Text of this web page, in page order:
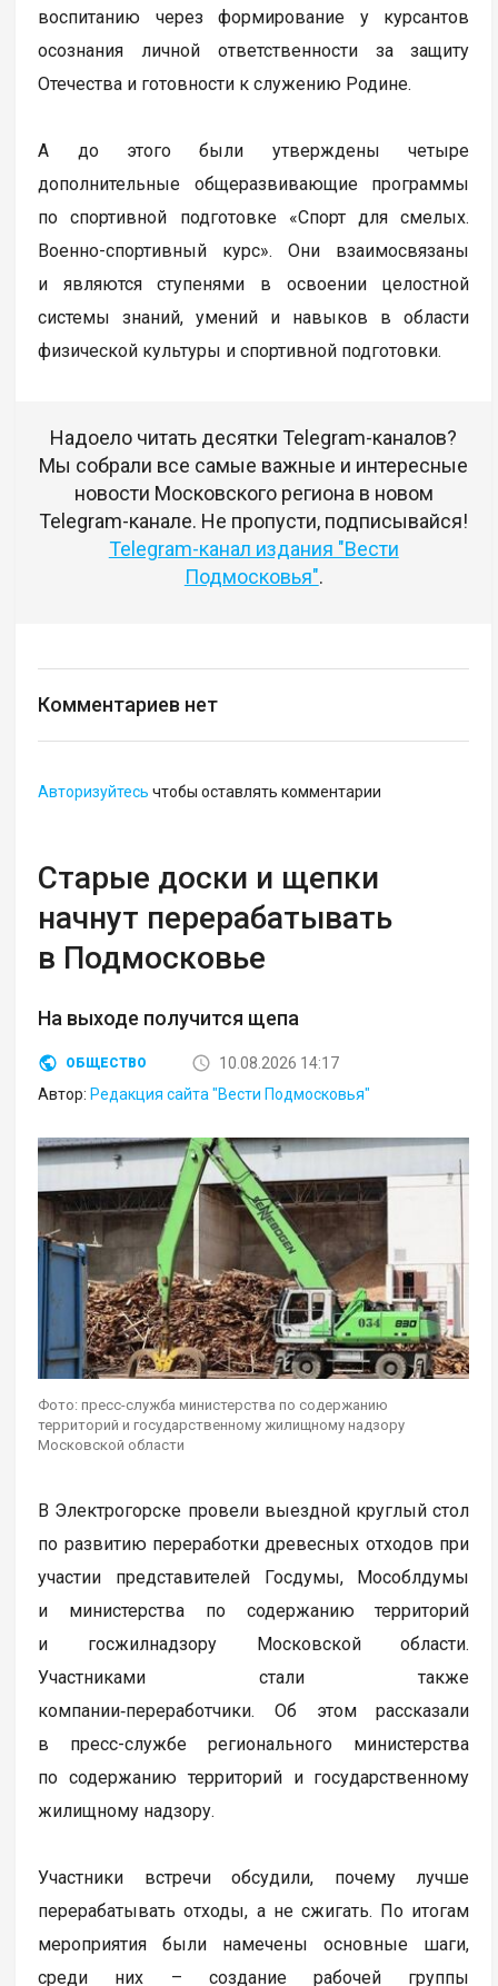
воспитанию через формирование у курсантов
осознания личной ответственности за защиту
Отечества и готовности к служению Родине.
А до этого были утверждены четыре
дополнительные общеразвивающие программы
по спортивной подготовке «Спорт для смелых.
Военно-спортивный курс». Они взаимосвязаны
и являются ступенями в освоении целостной
системы знаний, умений и навыков в области
физической культуры и спортивной подготовки.
Надоело читать десятки Telegram-каналов?
Мы собрали все самые важные и интересные
новости Московского региона в новом
Telegram-канале. Не пропусти, подписывайся!
Telegram-канал издания "Вести
Подмосковья".
Комментариев нет
Авторизуйтесь чтобы оставлять комментарии
Старые доски и щепки
начнут перерабатывать
в Подмосковье
На выходе получится щепа
ОБЩЕСТВО
10.08.2026 14:17
Автор: Редакция сайта "Вести Подмосковья"
Фото: пресс-служба министерства по содержанию
территорий и государственному жилищному надзору
Московской области
В Электрогорске провели выездной круглый стол
по развитию переработки древесных отходов при
участии представителей Госдумы, Мособлдумы
и министерства по содержанию территорий
и госжилнадзору Московской области.
Участниками стали также
компании‑переработчики. Об этом рассказали
в пресс-службе регионального министерства
по содержанию территорий и государственному
жилищному надзору.
Участники встречи обсудили, почему лучше
перерабатывать отходы, а не сжигать. По итогам
мероприятия были намечены основные шаги,
среди них – создание рабочей группы